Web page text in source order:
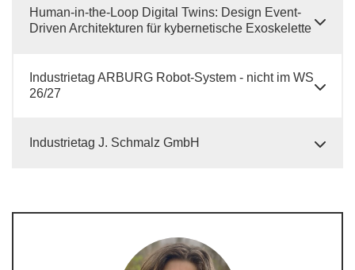
Human-in-the-Loop Digital Twins: Design Event-
Driven Architekturen für kybernetische Exoskelette
Industrietag ARBURG Robot-System - nicht im WS
26/27
Industrietag J. Schmalz GmbH